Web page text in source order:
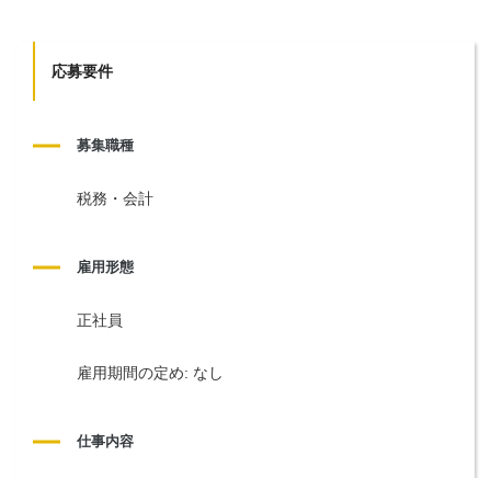
応募要件
募集職種
税務・会計
雇用形態
正社員
雇用期間の定め: なし
仕事内容